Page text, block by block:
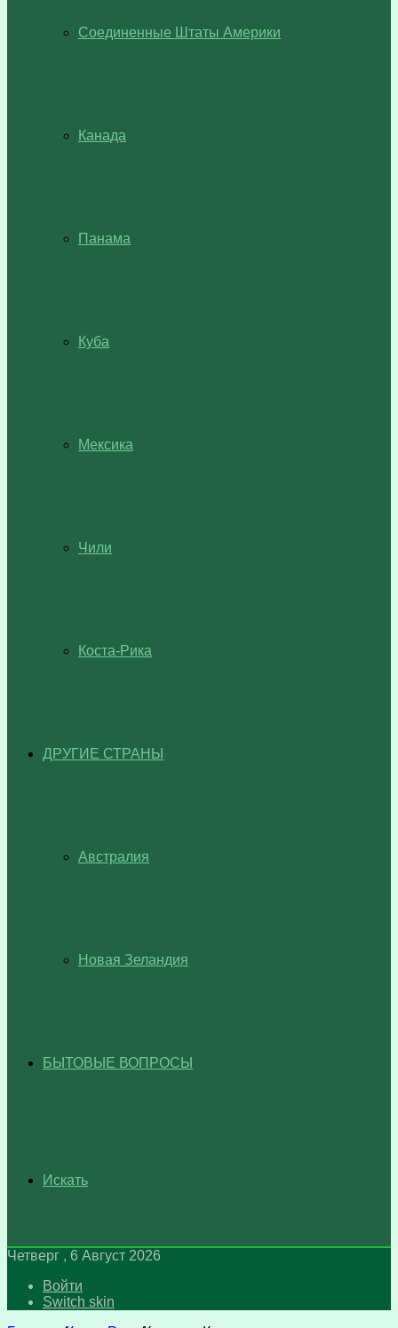
Соединенные Штаты Америки
Канада
Панама
Куба
Мексика
Чили
Коста-Рика
ДРУГИЕ СТРАНЫ
Австралия
Новая Зеландия
БЫТОВЫЕ ВОПРОСЫ
Искать
Четверг , 6 Август 2026
Войти
Switch skin